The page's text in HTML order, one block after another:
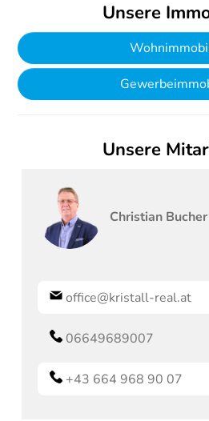
Unsere
Unsere
Christian Bucher
office@kristall-real.at
06649689007
+43 664 968 90 07